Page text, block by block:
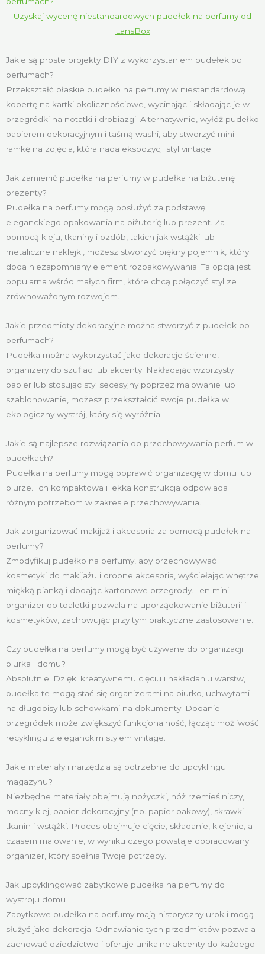
Uzyskaj wycenę niestandardowych pudełek na perfumy od
LansBox
Jakie są proste projekty DIY z wykorzystaniem pudełek po
perfumach?
Przekształć płaskie pudełko na perfumy w niestandardową
kopertę na kartki okolicznościowe, wycinając i składając je w
przegródki na notatki i drobiazgi. Alternatywnie, wyłóż pudełko
papierem dekoracyjnym i taśmą washi, aby stworzyć mini
ramkę na zdjęcia, która nada ekspozycji styl vintage.
Jak zamienić pudełka na perfumy w pudełka na biżuterię i
prezenty?
Pudełka na perfumy mogą posłużyć za podstawę
eleganckiego opakowania na biżuterię lub prezent. Za
pomocą kleju, tkaniny i ozdób, takich jak wstążki lub
metaliczne naklejki, możesz stworzyć piękny pojemnik, który
doda niezapomniany element rozpakowywania. Ta opcja jest
popularna wśród małych firm, które chcą połączyć styl ze
zrównoważonym rozwojem.
Jakie przedmioty dekoracyjne można stworzyć z pudełek po
perfumach?
Pudełka można wykorzystać jako dekoracje ścienne,
organizery do szuflad lub akcenty. Nakładając wzorzysty
papier lub stosując styl secesyjny poprzez malowanie lub
szablonowanie, możesz przekształcić swoje pudełka w
ekologiczny wystrój, który się wyróżnia.
Jakie są najlepsze rozwiązania do przechowywania perfum w
pudełkach?
Pudełka na perfumy mogą poprawić organizację w domu lub
biurze. Ich kompaktowa i lekka konstrukcja odpowiada
różnym potrzebom w zakresie przechowywania.
Jak zorganizować makijaż i akcesoria za pomocą pudełek na
perfumy?
Zmodyfikuj pudełko na perfumy, aby przechowywać
kosmetyki do makijażu i drobne akcesoria, wyściełając wnętrze
miękką pianką i dodając kartonowe przegrody. Ten mini
organizer do toaletki pozwala na uporządkowanie biżuterii i
kosmetyków, zachowując przy tym praktyczne zastosowanie.
Czy pudełka na perfumy mogą być używane do organizacji
biurka i domu?
Absolutnie. Dzięki kreatywnemu cięciu i nakładaniu warstw,
pudełka te mogą stać się organizerami na biurko, uchwytami
na długopisy lub schowkami na dokumenty. Dodanie
przegródek może zwiększyć funkcjonalność, łącząc możliwość
recyklingu z eleganckim stylem vintage.
Jakie materiały i narzędzia są potrzebne do upcyklingu
magazynu?
Niezbędne materiały obejmują nożyczki, nóż rzemieślniczy,
mocny klej, papier dekoracyjny (np. papier pakowy), skrawki
tkanin i wstążki. Proces obejmuje cięcie, składanie, klejenie, a
czasem malowanie, w wyniku czego powstaje dopracowany
organizer, który spełnia Twoje potrzeby.
Jak upcyklingować zabytkowe pudełka na perfumy do
wystroju domu
Zabytkowe pudełka na perfumy mają historyczny urok i mogą
służyć jako dekoracja. Odnawianie tych przedmiotów pozwala
zachować dziedzictwo i oferuje unikalne akcenty do każdego